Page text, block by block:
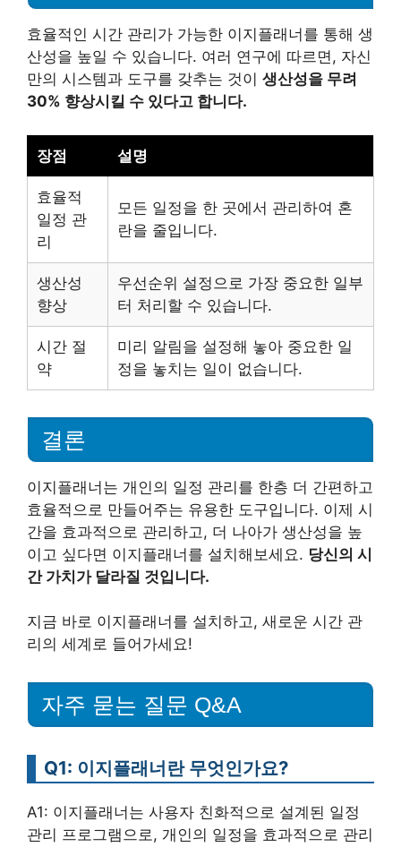
효율적인 시간 관리가 가능한 이지플래너를 통해 생
산성을 높일 수 있습니다. 여러 연구에 따르면, 자신
만의 시스템과 도구를 갖추는 것이 생산성을 무려
30% 향상시킬 수 있다고 합니다.
장점 설명
효율적
일정 관
리
모든 일정을 한 곳에서 관리하여 혼
란을 줄입니다.
생산성
향상
우선순위 설정으로 가장 중요한 일부
터 처리할 수 있습니다.
시간 절
약
미리 알림을 설정해 놓아 중요한 일
정을 놓치는 일이 없습니다.
결론
이지플래너는 개인의 일정 관리를 한층 더 간편하고
효율적으로 만들어주는 유용한 도구입니다. 이제 시
간을 효과적으로 관리하고, 더 나아가 생산성을 높
이고 싶다면 이지플래너를 설치해보세요. 당신의 시
간 가치가 달라질 것입니다.
지금 바로 이지플래너를 설치하고, 새로운 시간 관
리의 세계로 들어가세요!
자주 묻는 질문 Q&A
Q1: 이지플래너란 무엇인가요?
A1: 이지플래너는 사용자 친화적으로 설계된 일정
관리 프로그램으로, 개인의 일정을 효과적으로 관리